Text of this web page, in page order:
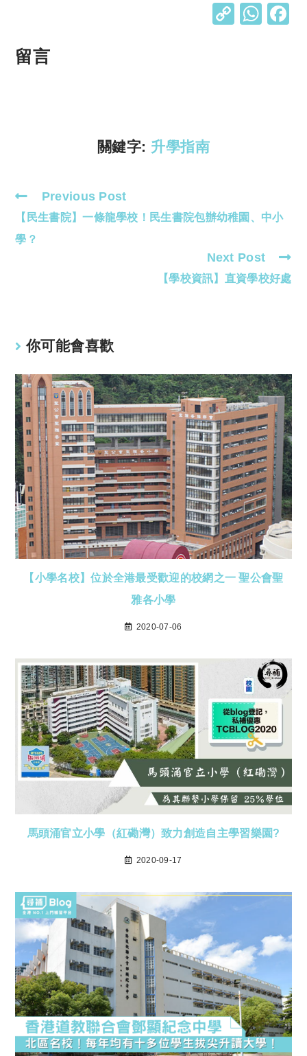
C W
留言
關鍵字: 升學指南
Read
more
articles
Previous Post
【民生書院】一條龍學校！民生書院包辦幼稚園、中小
學？
Next Post
【學校資訊】直資學校好處
你可能會喜歡
【小學名校】位於全港最受歡迎的校網之一 聖公會聖
雅各小學
2020-07-06
馬頭涌官立小學（紅磡灣）致力創造自主學習樂園?
2020-09-17